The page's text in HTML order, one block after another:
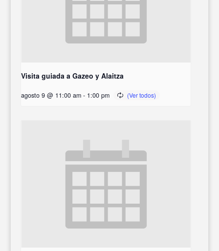
Visita guiada a Gazeo y Alaitza
agosto 9 @ 11:00 am - 1:00 pm